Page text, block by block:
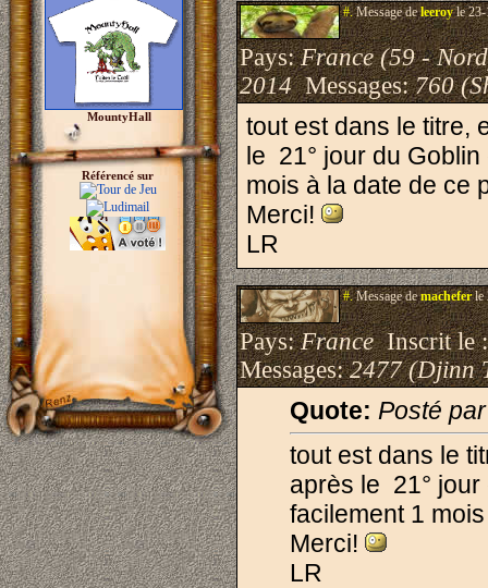
MountyHall
Référencé sur
#.Message deleeroyle 23-
Pays:France (59 -
2014Messages:760
tout est dans le titre,
le 21° jour du
mois à la date de ce
Merci!
LR
#.Message demacheferle
Pays:FranceInscrit le
Messages:2477 (Djinn
Quote: Posté
tout est dans le
après le 21° jour
facilement 1
Merci!
LR